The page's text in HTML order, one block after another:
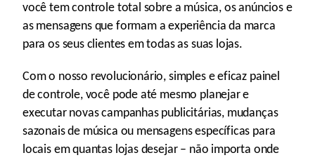
você tem controle total sobre a música, os anúncios e
as mensagens que formam a experiência da marca
para os seus clientes em todas as suas lojas.
Com o nosso revolucionário, simples e eficaz painel
de controle, você pode até mesmo planejar e
executar novas campanhas publicitárias, mudanças
sazonais de música ou mensagens específicas para
locais em quantas lojas desejar – não importa onde